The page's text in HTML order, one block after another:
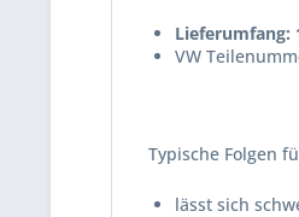
Lieferumfang:
VW
Typische Folgen
lässt sich